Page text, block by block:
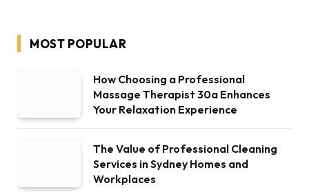
MOST POPULAR
How Choosing a Professional
Massage Therapist 30a Enhances
Your Relaxation Experience
The Value of Professional Cleaning
Services in Sydney Homes and
Workplaces